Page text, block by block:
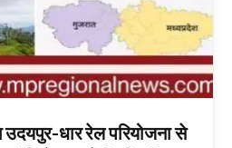
उदयपुर-धार रेल परियोजना से